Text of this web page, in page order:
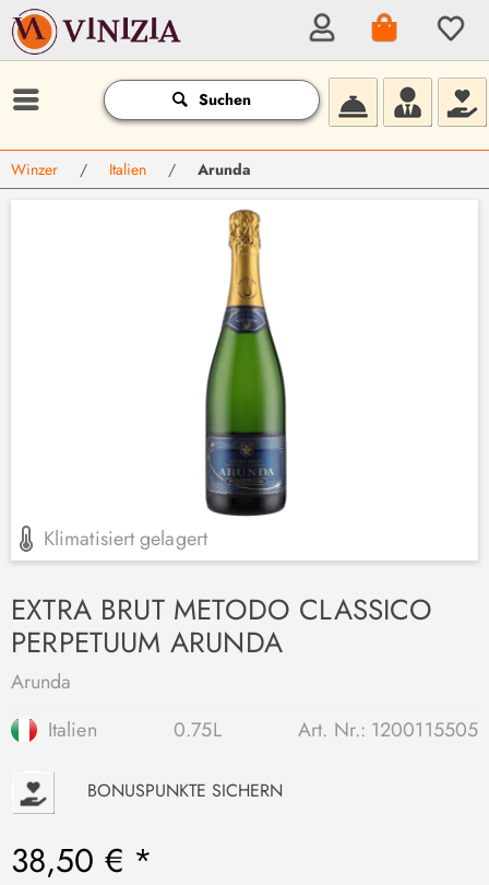
Suchen
Winzer / Italien / Arunda
Klimatisiert gelagert
EXTRA BRUT METODO CLASSICO
PERPETUUM ARUNDA
Arunda
Italien
0.75L Art. Nr.: 1200115505
P BONUSPUNKTE SICHERN
38,50 € *